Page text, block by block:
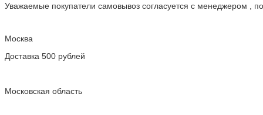
Уважаемые покупатели самовывоз согласуется с менеджером ,
Москва
Доставка 500 рублей
Московская область